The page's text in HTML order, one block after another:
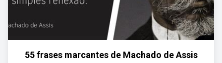
55 frases marcantes de Machado de Assis